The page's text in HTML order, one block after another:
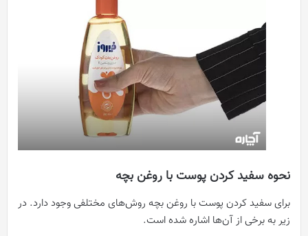
نحوه سفید کردن پوست با روغن بچه
برای سفید کردن پوست با روغن بچه روش‌های مختلفی وجود دارد. در
زیر به برخی از آن‌ها اشاره شده است.